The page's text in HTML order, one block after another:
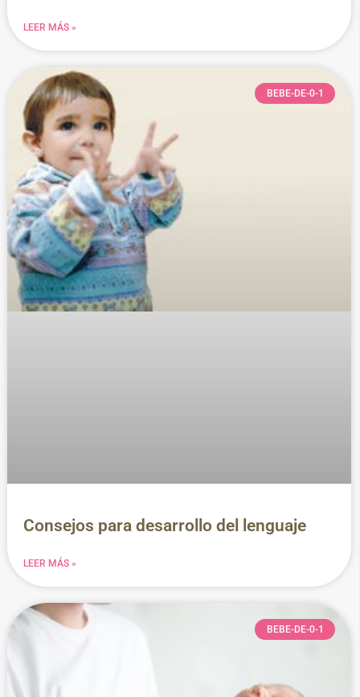
LEER MÁS »
BEBE-DE-0-1
Consejos para desarrollo del lenguaje
LEER MÁS »
BEBE-DE-0-1